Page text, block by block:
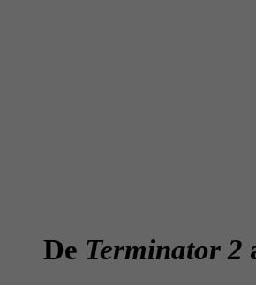
De Terminator 2